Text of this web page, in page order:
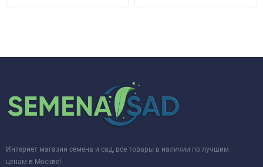
Интернет магазин семена и сад, все товары в наличии по лучшим
ценам в Москве!